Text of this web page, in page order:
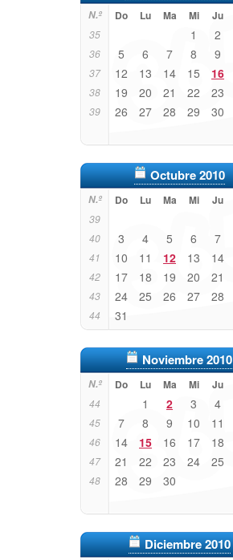
N.º Do Lu Ma Mi Ju
35 1 2
36 5 6 7 8 9
37 12 13 14 15 16
38 19 20 21 22 23
39 26 27 28 29 30
Octubre 2010
N.º Do Lu Ma Mi Ju
39
40 3 4 5 6 7
41 10 11 12 13 14
42 17 18 19 20 21
43 24 25 26 27 28
44 31
Noviembre 2010
N.º Do Lu Ma Mi Ju
44 1 2 3 4
45 7 8 9 10 11
46 14 15 16 17 18
47 21 22 23 24 25
48 28 29 30
Diciembre 2010